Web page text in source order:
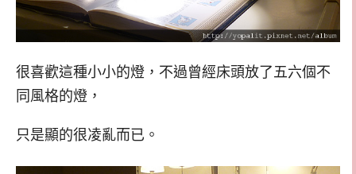
很喜歡這種小小的燈，不過曾經床頭放了五六個不
同風格的燈，
只是顯的很凌亂而已。